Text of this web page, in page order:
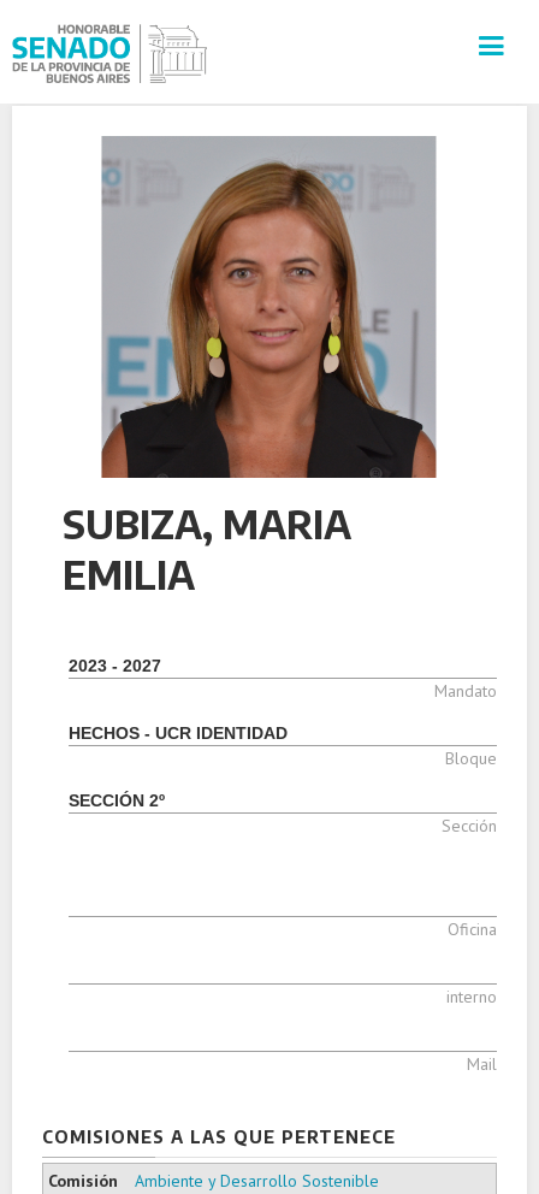
SECRETARÍAS
PRENSA
CULTURA
VISITAS GUIADAS
CONTACTO
SUBIZA, MARIA
EMILIA
2023 - 2027
Mandato
HECHOS - UCR IDENTIDAD
Bloque
SECCIÓN 2º
Sección
Oficina
interno
Mail
COMISIONES A LAS QUE PERTENECE
Ambiente y Desarrollo Sostenible